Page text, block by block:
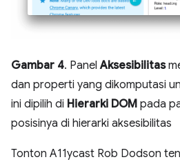
Gambar 4. PanelAksesibilitas
dan properti yang dikomputasi
ini dipilih di Hierarki DOM pada
posisinya di hierarki aksesibilitas
Tonton A11ycast Rob Dodson